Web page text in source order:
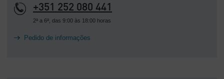
+351 252 080 441
2ª a 6ª, das 9:00 às 18:00 horas
Pedido de informações